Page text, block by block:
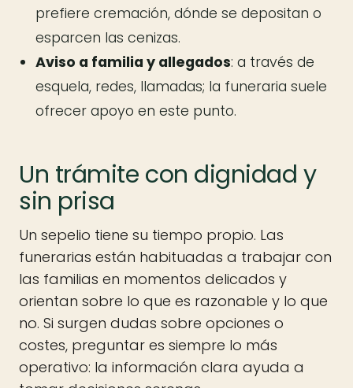
prefiere cremación, dónde se depositan o
esparcen las cenizas.
Aviso a familia y allegados: a través de
esquela, redes, llamadas; la funeraria suele
ofrecer apoyo en este punto.
Un trámite con dignidad y
sin prisa
Un sepelio tiene su tiempo propio. Las
funerarias están habituadas a trabajar con
las familias en momentos delicados y
orientan sobre lo que es razonable y lo que
no. Si surgen dudas sobre opciones o
costes, preguntar es siempre lo más
operativo: la información clara ayuda a